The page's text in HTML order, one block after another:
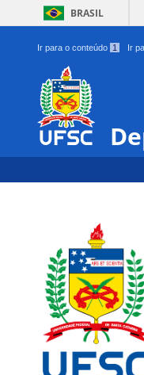
BRASIL
Ir para o conteúdo 1 Ir